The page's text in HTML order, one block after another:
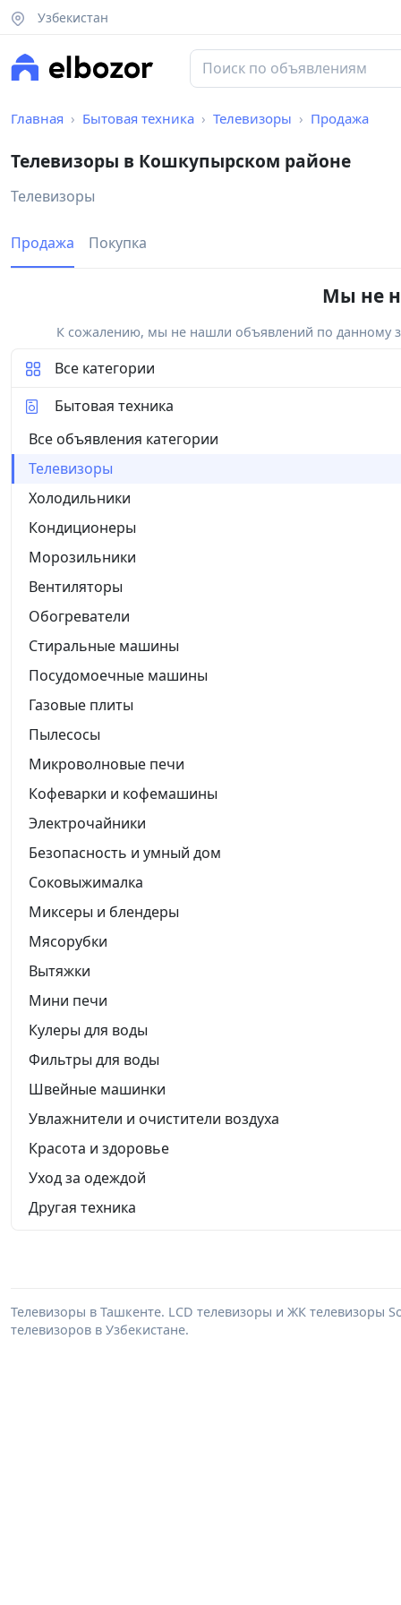
Узбекистан
Главная Бытовая техника Телевизоры Продажа
Телевизоры в Кошкупырском районе
Телевизоры
Продажа Покупка
Мы не
К сожалению, мы не нашли объявлений по данному
Все категории
Бытовая техника
Все объявления категории
Телевизоры
Холодильники
Кондиционеры
Морозильники
Вентиляторы
Обогреватели
Стиральные машины
Посудомоечные машины
Газовые плиты
Пылесосы
Микроволновые печи
Кофеварки и кофемашины
Электрочайники
Безопасность и умный дом
Соковыжималка
Миксеры и блендеры
Мясорубки
Вытяжки
Мини печи
Кулеры для воды
Фильтры для воды
Швейные машинки
Увлажнители и очистители воздуха
Красота и здоровье
Уход за одеждой
Другая техника
Телевизоры в Ташкенте. LCD телевизоры и ЖК телевизоры
телевизоров в Узбекистане.